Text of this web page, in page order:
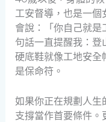
工安督導，也是一個
會說：「你自己就是
句話一直提醒我：登
硬底鞋就像工地安全
是保命符。
如果你正在規劃人生
支撐當作首要條件。